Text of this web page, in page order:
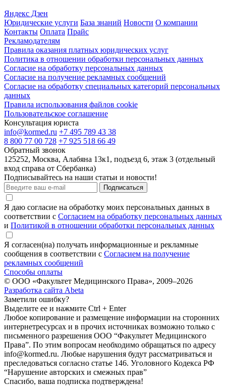
Яндекс Дзен
Юридические услуги База знаний Новости О компании
Контакты Оплата Прайс
Рекламодателям
Правила оказания платных юридических услуг
Политика в отношении обработки персональных данных
Согласие на обработку персональных данных
Согласие на получение рекламных сообщений
Согласие на обработку специальных категорий персональных
данных
Правила использования файлов cookie
Пользовательское соглашение
Консультация юриста
info@kormed.ru +7 495 789 43 38
8 800 77 00 728 +7 925 518 66 49
Обратный звонок
125252, Москва, Алабяна 13к1, подъезд 6, этаж 3 (отдельный
вход справа от Сбербанка)
Подписывайтесь на наши статьи и новости!
Подписаться
Я даю согласие на обработку моих персональных данных в
соответствии с Согласием на обработку персональных данных
и Политикой в отношении обработки персональных данных
Я согласен(на) получать информационные и рекламные
сообщения в соответствии с Согласием на получение
рекламных сообщений
Способы оплаты
© ООО «Факультет Медицинского Права», 2009–2026
Разработка сайта Abeta
Заметили ошибку?
Выделите ее и нажмите Ctrl + Enter
Любое копирование и размещение информации на сторонних
интернет­ресурсах и в прочих источниках возможно только с
письменного разрешения ООО “Факультет Медицинского
Права”. По этим вопросам необходимо обращаться по адресу
info@kormed.ru. Любые нарушения будут рассматриваться и
преследоваться согласно статье 146. Уголовного Кодекса РФ
“Нарушение авторских и смежных прав”
Спасибо, ваша подписка подтверждена!